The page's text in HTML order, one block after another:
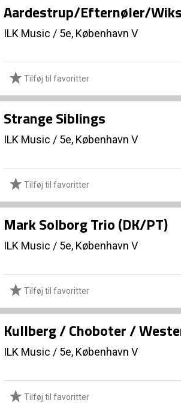
Aardestrup/Efternøler/
ILK Music / 5e, København V
Tilføj til favoritter
Strange Siblings
ILK Music / 5e, København V
Tilføj til favoritter
Mark Solborg Trio (DK/PT)
ILK Music / 5e, København V
Tilføj til favoritter
Kullberg / Choboter /
ILK Music / 5e, København V
Tilføj til favoritter